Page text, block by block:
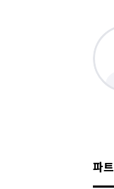
파